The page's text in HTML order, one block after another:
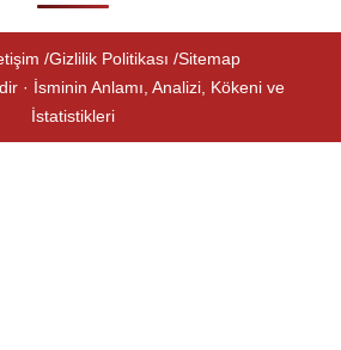
Gizlilik Politikası Sitemap
· İsminin Anlamı, Analizi, Kökeni ve
İstatistikleri